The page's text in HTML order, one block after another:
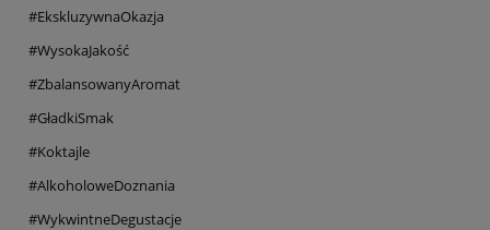
#EkskluzywnaOkazja
#WysokaJakość
#ZbalansowanyAromat
#GładkiSmak
#Koktajle
#AlkoholoweDoznania
#WykwintneDegustacje